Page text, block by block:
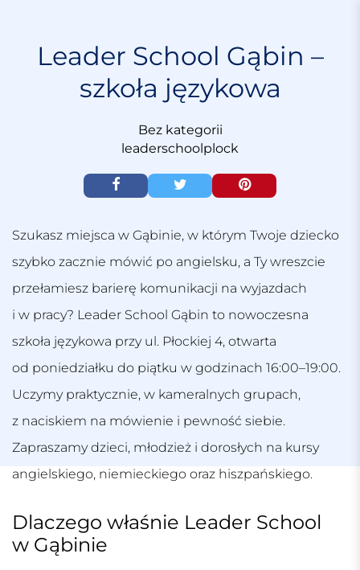
Leader School Gąbin –
szkoła językowa
Bez kategorii
leaderschoolplock
Szukasz miejsca w Gąbinie, w którym Twoje dziecko
szybko zacznie mówić po angielsku, a Ty wreszcie
przełamiesz barierę komunikacji na wyjazdach
i w pracy? Leader School Gąbin to nowoczesna
szkoła językowa przy ul. Płockiej 4, otwarta
od poniedziałku do piątku w godzinach 16:00–19:00.
Uczymy praktycznie, w kameralnych grupach,
z naciskiem na mówienie i pewność siebie.
Zapraszamy dzieci, młodzież i dorosłych na kursy
angielskiego, niemieckiego oraz hiszpańskiego.
Dlaczego właśnie Leader School
w Gąbinie